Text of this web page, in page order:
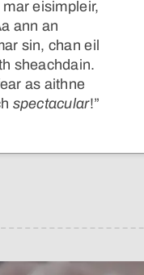
eisimpleir,
ann an
sin, chan eil
sheachdain.
as aithne
spectacular!”